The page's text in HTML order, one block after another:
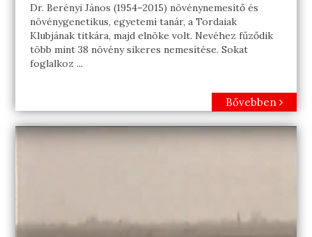
Dr. Berényi János (1954–2015) növénynemesítő és
növénygenetikus, egyetemi tanár, a Tordaiak
Klubjának titkára, majd elnöke volt. Nevéhez fűződik
több mint 38 növény sikeres nemesítése. Sokat
foglalkoz ...
Bővebben